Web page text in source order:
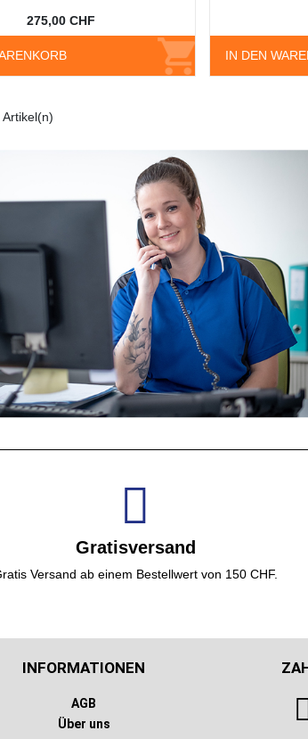
275,00 CHF
IN DEN
Gratisversand
Versand ab einem Bestellwert von 150 CHF.
INFORMATIONEN
AGB
Über uns